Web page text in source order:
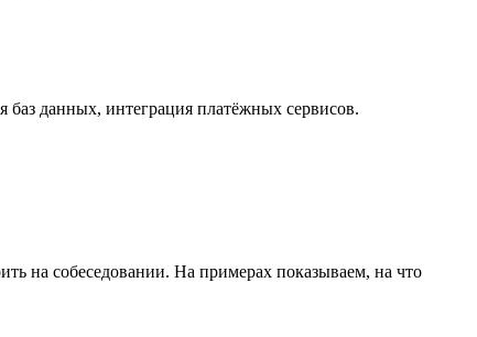
баз данных, интеграция платёжных сервисов.
на собеседовании. На примерах показываем, на что